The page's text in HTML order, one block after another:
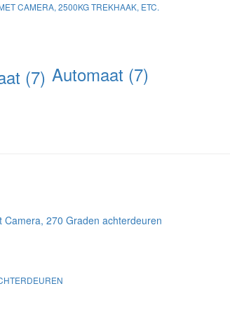
CAMERA, 2500KG TREKHAAK, ETC.
Automaat (7)